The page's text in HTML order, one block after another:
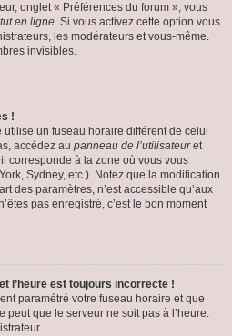
onglet « Préférences du forum », vous
en ligne. Si vous activez cette option vous
les modérateurs et vous-même.
invisibles.
!
utilise un fuseau horaire différent de celui
accédez au panneau de l’utilisateuret
corresponde à la zone où vous vous
Sydney, etc.). Notez que la modification
des paramètres, n’est accessible qu’aux
pas enregistré, c’est le bon moment
l’heure est toujours incorrecte !
paramétré votre fuseau horaire et que
peut que le serveur ne soit pas à l’heure.